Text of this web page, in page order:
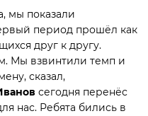
мы показали
период прошёл как
друг к другу.
Мы взвинтили темп и
сказал,
сегодня перенёс
нас. Ребята бились в